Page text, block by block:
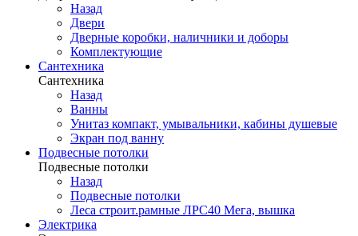
Назад
Двери
Дверные коробки, наличники и доборы
Комплектующие
Сантехника
Сантехника
Назад
Ванны
Унитаз компакт, умывальники, кабины душевые
Экран под ванну
Подвесные потолки
Подвесные потолки
Назад
Подвесные потолки
Леса строит.рамные ЛРС40 Мега, вышка
Электрика